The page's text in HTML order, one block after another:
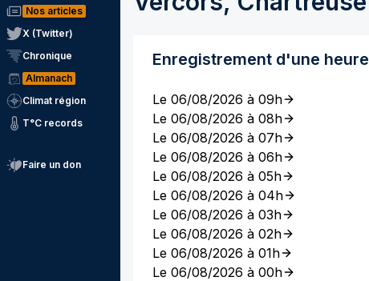
Nos articles
X (Twitter)
Chronique
Almanach
Climat région
T°C records
Faire un don
Enregistrement d'une heure
Le 06/08/2026 à 09h
Le 06/08/2026 à 08h
Le 06/08/2026 à 07h
Le 06/08/2026 à 06h
Le 06/08/2026 à 05h
Le 06/08/2026 à 04h
Le 06/08/2026 à 03h
Le 06/08/2026 à 02h
Le 06/08/2026 à 01h
Le 06/08/2026 à 00h